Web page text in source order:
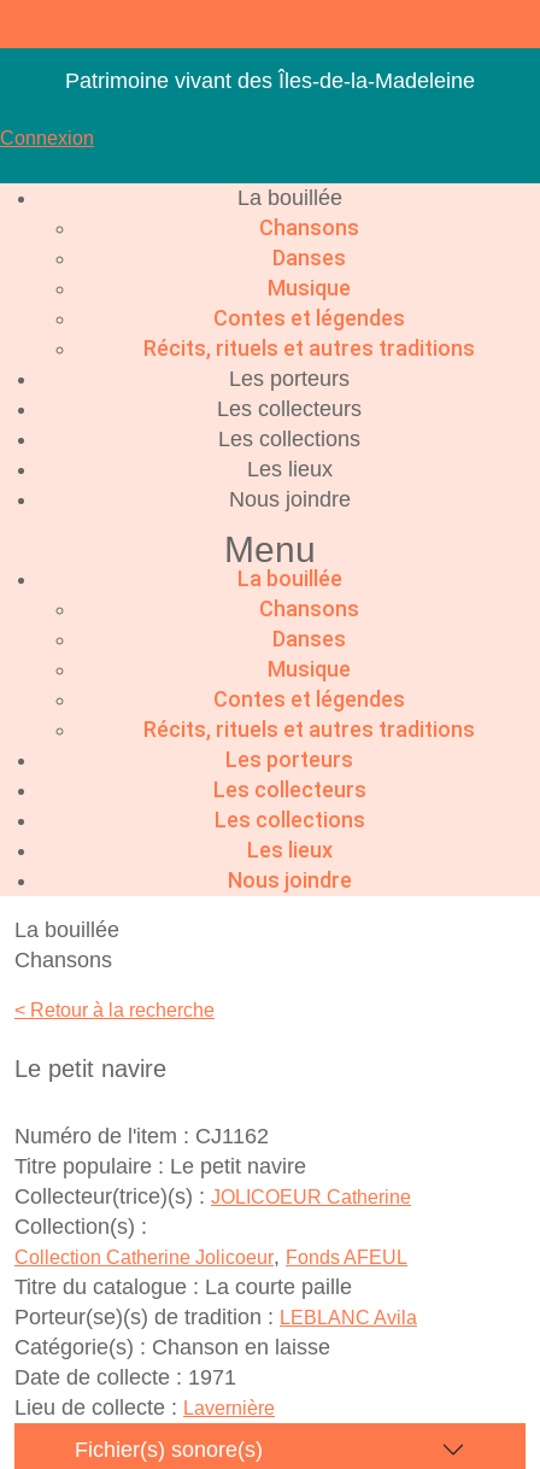
contenu
Patrimoine vivant des Îles-de-la-Madeleine
Connexion
La bouillée
Chansons
Danses
Musique
Contes et légendes
Récits, rituels et autres traditions
Les porteurs
Les collecteurs
Les collections
Les lieux
Nous joindre
Menu
La bouillée
Chansons
Danses
Musique
Contes et légendes
Récits, rituels et autres traditions
Les porteurs
Les collecteurs
Les collections
Les lieux
Nous joindre
La bouillée
Chansons
< Retour à la recherche
Le petit navire
Numéro de l'item : CJ1162
Titre populaire : Le petit navire
Collecteur(trice)(s) : JOLICOEUR Catherine
Collection(s) :
Collection Catherine Jolicoeur, Fonds AFEUL
Titre du catalogue : La courte paille
Porteur(se)(s) de tradition : LEBLANC Avila
Catégorie(s) : Chanson en laisse
Date de collecte : 1971
Lieu de collecte : Lavernière
Fichier(s) sonore(s)